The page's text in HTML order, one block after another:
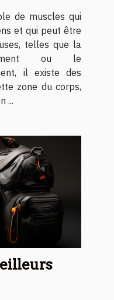
de muscles qui
et qui peut être
telles que la
ou le
il existe des
zone du corps,
...